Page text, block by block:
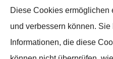
Diese Cookies ermöglichen
und verbessern können.
Informationen, die diese